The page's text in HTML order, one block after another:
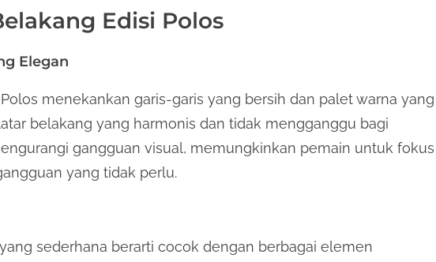
Edisi Polos
Elegan
menekankan garis-garis yang bersih dan palet warna yang
belakang yang harmonis dan tidak mengganggu bagi
gangguan visual, memungkinkan pemain untuk fokus
yang tidak perlu.
sederhana berarti cocok dengan berbagai elemen